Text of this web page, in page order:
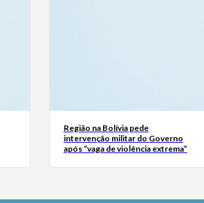
Região na Bolívia pede
intervenção militar do Governo
após “vaga de violência extrema”